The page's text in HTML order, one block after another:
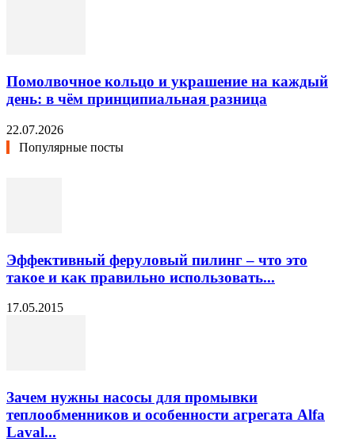
Помолвочное кольцо и украшение на каждый
день: в чём принципиальная разница
22.07.2026
Популярные посты
Эффективный феруловый пилинг – что это
такое и как правильно использовать...
17.05.2015
Зачем нужны насосы для промывки
теплообменников и особенности агрегата Alfa
Laval...